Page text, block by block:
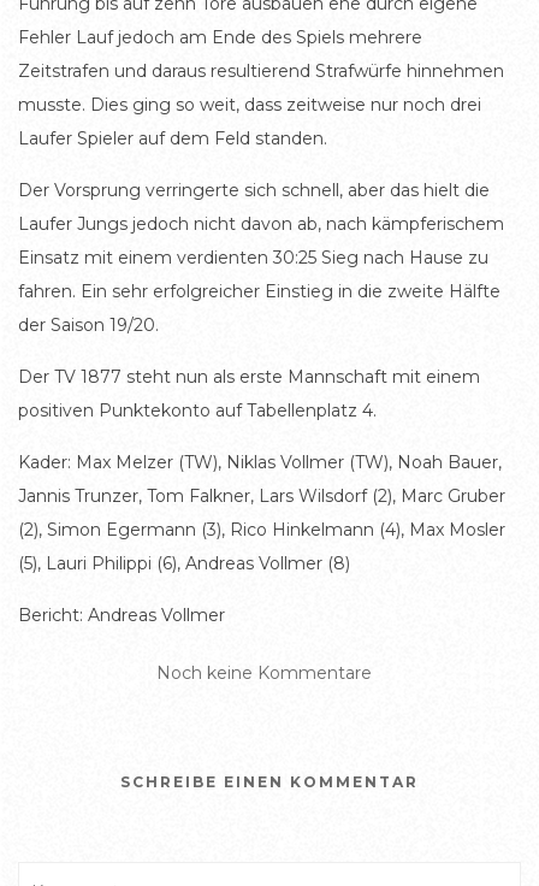
Fehler Lauf jedoch am Ende des Spiels mehrere
Zeitstrafen und daraus resultierend Strafwürfe hinnehmen
musste. Dies ging so weit, dass zeitweise nur noch drei
Laufer Spieler auf dem Feld standen.
Der Vorsprung verringerte sich schnell, aber das hielt die
Laufer Jungs jedoch nicht davon ab, nach kämpferischem
Einsatz mit einem verdienten 30:25 Sieg nach Hause zu
fahren. Ein sehr erfolgreicher Einstieg in die zweite Hälfte
der Saison 19/20.
Der TV 1877 steht nun als erste Mannschaft mit einem
positiven Punktekonto auf Tabellenplatz 4.
Kader: Max Melzer (TW), Niklas Vollmer (TW), Noah Bauer,
Jannis Trunzer, Tom Falkner, Lars Wilsdorf (2), Marc Gruber
(2), Simon Egermann (3), Rico Hinkelmann (4), Max Mosler
(5), Lauri Philippi (6), Andreas Vollmer (8)
Bericht: Andreas Vollmer
Noch keine Kommentare
SCHREIBE EINEN KOMMENTAR